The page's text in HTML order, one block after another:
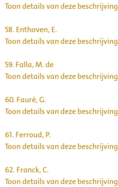
Toon details van deze beschrijving
58. Enthoven, E.
Toon details van deze beschrijving
59. Falla, M. de
Toon details van deze beschrijving
60. Fauré, G.
Toon details van deze beschrijving
61. Ferroud, P.
Toon details van deze beschrijving
62. Franck, C.
Toon details van deze beschrijving